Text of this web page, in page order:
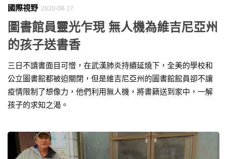
國際視野 2020-08-17
圖書館員靈光乍現 無人機為維吉尼亞州
的孩子送書香
三日不讀書面目可憎，在武漢肺炎持續延燒下，全美的學校和
公立圖書館都被迫關閉，但是維吉尼亞州的圖書館館員卻不讓
疫情限制了想像力，他們利用無人機，將書籍送到家中，一解
孩子的求知之渴。